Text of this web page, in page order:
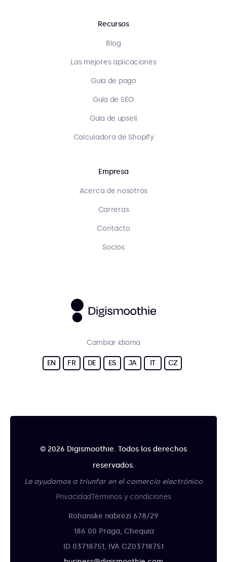
Recursos
Blog
Las mejores aplicaciones
Guía de pago
Guía de SEO
Guía de upsell
Calculadora de Shopify
Empresa
Acerca de nosotros
Carreras
Contacto
Socios
Cambiar idioma
EN FR DE ES JA IT CZ
© 2026 Digismoothie. Todos los derechos
reservados.
Le ayudamos a triunfar en el comercio electrónico
PrivacidadTérminos y condiciones
Rohanske nabrezi 678/29
186 00 Praga, Chequia
ID 03718751, IVA CZ03718751